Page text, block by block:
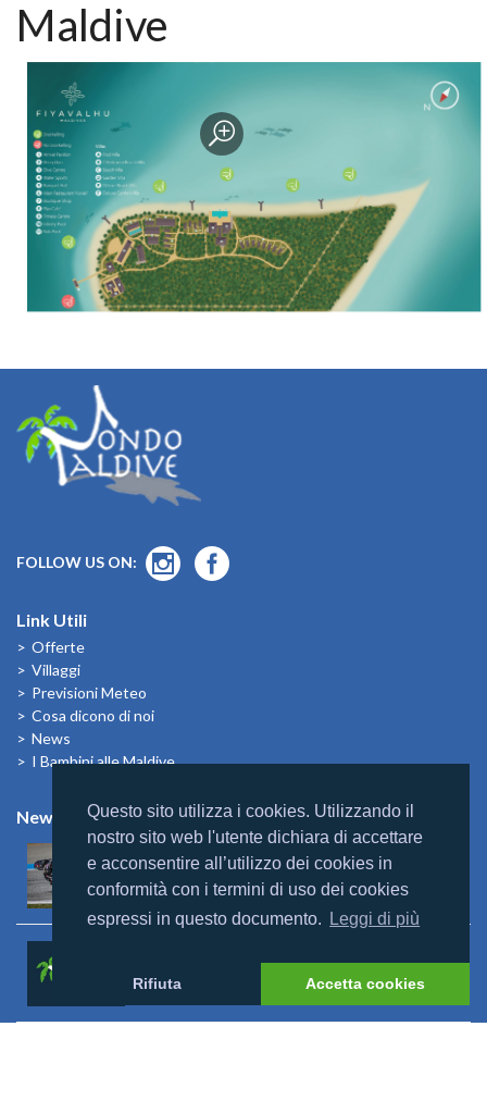
Questo sito utilizza i cookies. Utilizzando il
nostro sito web l'utente dichiara di accettare
e acconsentire all’utilizzo dei cookies in
conformità con i termini di uso dei cookies
espressi in questo documento.
Leggi di più
Rifiuta Accetta cookies
Maldive
FOLLOW US ON:
Link Utili
Offerte
Villaggi
Previsioni Meteo
Cosa dicono di noi
News
I Bambini alle Maldive
News
Mondomaldive & Tony Arbolino
Leggi altro >
Leggi altro >